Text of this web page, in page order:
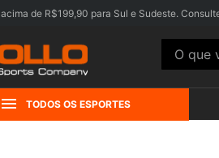
acima de R$199,90 para Sul e Sudeste.
O que
TODOS OS ESPORTES